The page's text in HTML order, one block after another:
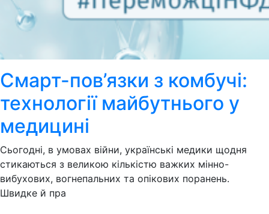
Смарт-пов’язки з комбучі:
технології майбутнього у
медицині
Сьогодні, в умовах війни, українські медики щодня
стикаються з великою кількістю важких мінно-
вибухових, вогнепальних та опікових поранень.
Швидке й пра